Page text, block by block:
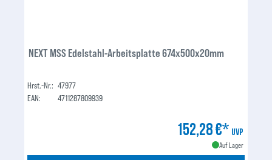
NEXT MSS Edelstahl-Arbeitsplatte 674x500x20mm
Hrst.-Nr.: 47977
EAN:
4711287809939
152,28 €* UVP
Auf Lager